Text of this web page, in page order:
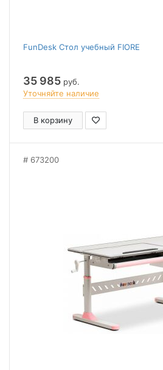
FunDesk Стол учебный FIORE
35 985 руб.
Уточняйте наличие
В корзину
673200